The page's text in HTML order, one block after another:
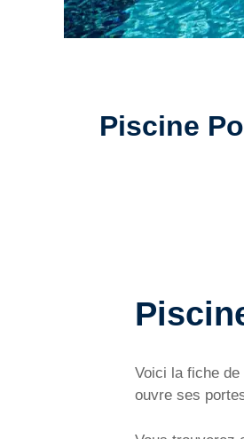
Piscine
Voici la fiche
ouvre ses